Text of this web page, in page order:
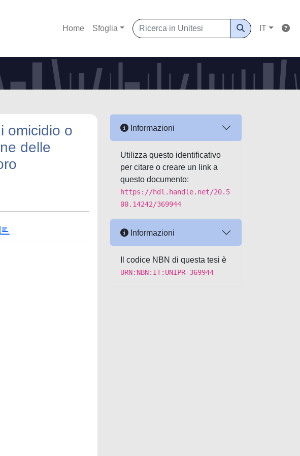
Home Sfoglia IT
omicidio o
delle
Informazioni
Utilizza questo identificativo
per citare o creare un link a
questo documento:
https://hdl.handle.net/20.5
00.14242/369944
Informazioni
Il codice NBN di questa tesi è
URN:NBN:IT:UNIPR-369944